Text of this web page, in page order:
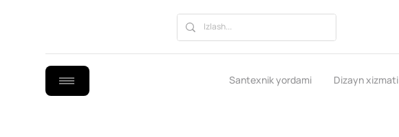
Santexnik yordami Dizayn xizmati